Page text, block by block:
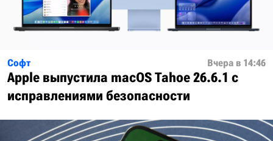
Софт Вчера в 14:46
Apple выпустила macOS Tahoe 26.6.1 с
исправлениями безопасности